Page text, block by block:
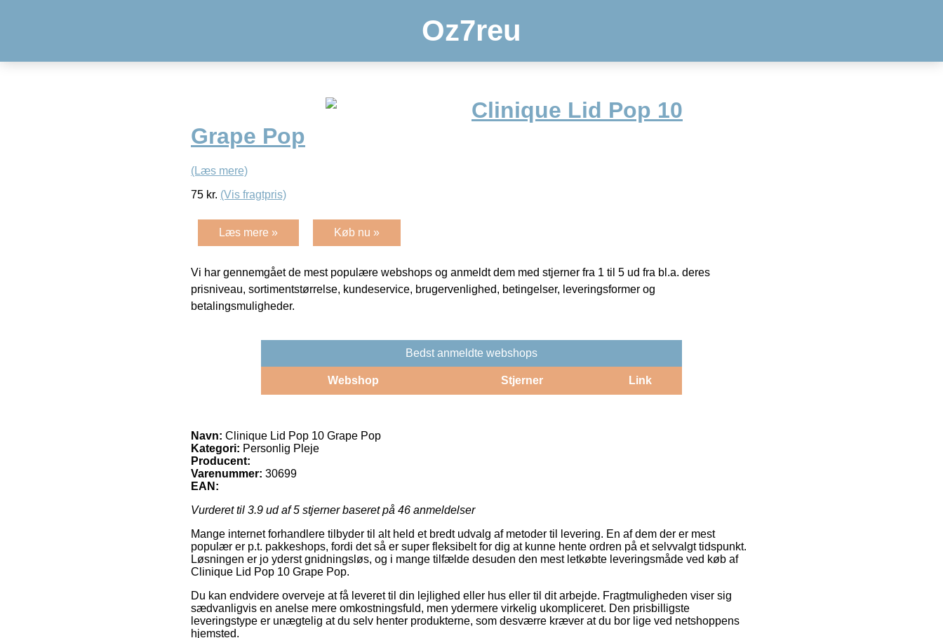
Oz7reu
Clinique Lid Pop 10
Grape Pop
(Læs mere)
75 kr. (Vis fragtpris)
Læs mere » Køb nu »
Vi har gennemgået de mest populære webshops og anmeldt dem med stjerner fra 1 til 5 ud fra bl.a. deres
prisniveau, sortimentstørrelse, kundeservice, brugervenlighed, betingelser, leveringsformer og
betalingsmuligheder.
Bedst anmeldte webshops
Webshop Stjerner Link
Navn: Clinique Lid Pop 10 Grape Pop
Kategori: Personlig Pleje
Producent:
Varenummer: 30699
EAN:
Vurderet til 3.9 ud af 5 stjerner baseret på 46 anmeldelser
Mange internet forhandlere tilbyder til alt held et bredt udvalg af metoder til levering. En af dem der er mest
populær er p.t. pakkeshops, fordi det så er super fleksibelt for dig at kunne hente ordren på et selvvalgt tidspunkt.
Løsningen er jo yderst gnidningsløs, og i mange tilfælde desuden den mest letkøbte leveringsmåde ved køb af
Clinique Lid Pop 10 Grape Pop.
Du kan endvidere overveje at få leveret til din lejlighed eller hus eller til dit arbejde. Fragtmuligheden viser sig
sædvanligvis en anelse mere omkostningsfuld, men ydermere virkelig ukompliceret. Den prisbilligste
leveringstype er unægtelig at du selv henter produkterne, som desværre kræver at du bor lige ved netshoppens
hjemsted.